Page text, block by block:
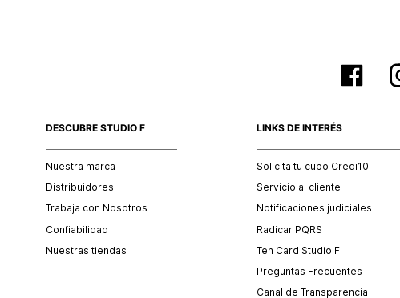
DESCUBRE STUDIO F
Nuestra marca
Distribuidores
Trabaja con Nosotros
Confiabilidad
Nuestras tiendas
LINKS DE INTERÉS
Solicita tu cupo Credi10
Servicio al cliente
Notificaciones judiciales
Radicar PQRS
Ten Card Studio F
Preguntas Frecuentes
Canal de Transparencia